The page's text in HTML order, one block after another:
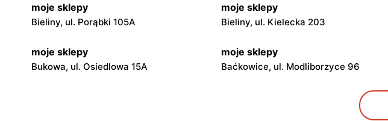
moje sklepy
Bieliny, ul. Porąbki 105A
moje sklepy
Bieliny, ul. Kielecka 203
moje sklepy
Bukowa, ul. Osiedlowa 15A
moje sklepy
Baćkowice, ul. Modliborzyce 96